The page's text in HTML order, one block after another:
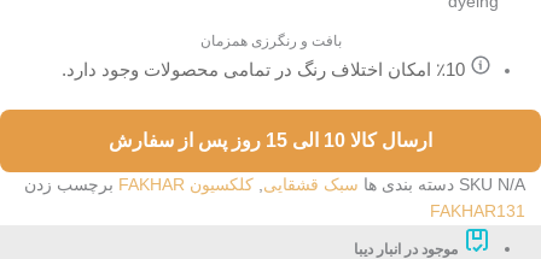
بافت و رنگرزی همزمان
٪10 امکان اختلاف رنگ در تمامی محصولات وجود دارد.
ارسال کالا 10 الی 15 روز پس از سفارش
SKU N/A دسته بندی ها سبک قشقایی کلکسیون FAKHAR
برچسب زدن
FAKHAR131
موجود در انبار دیبا